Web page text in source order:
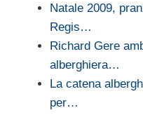
Natale 2009,
Regis…
Richard Gere
alberghiera…
La catena
per…